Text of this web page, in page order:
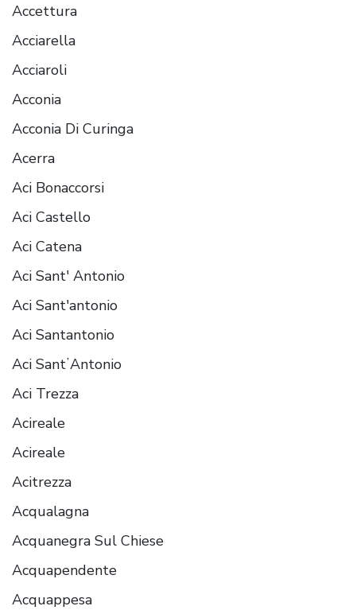
Accettura
Acciarella
Acciaroli
Acconia
Acconia Di Curinga
Acerra
Aci Bonaccorsi
Aci Castello
Aci Catena
Aci Sant' Antonio
Aci Sant'antonio
Aci Santantonio
Aci SantʼAntonio
Aci Trezza
Acireale
Acireale
Acitrezza
Acqualagna
Acquanegra Sul Chiese
Acquapendente
Acquappesa